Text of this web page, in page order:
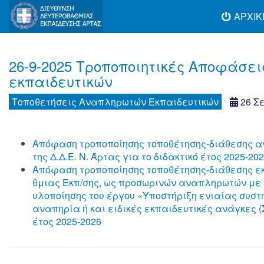
26-9-2025 Τροποποιητικές
εκπαιδευτικών
Τοποθετήσεις Αναπληρωτών Εκπαιδευτικών 26
Απόφαση τροποποίησης τοποθέτησης-διάθεσης
της Δ.Δ.Ε. Ν. Άρτας για το διδακτικό έτος 2025-
Απόφαση τροποποίησης τοποθέτησης-διάθεσης
θμιας Εκπ/σης, ως προσωρινών αναπληρωτών με
υλοποίησης του έργου «Υποστήριξη ενιαίας
αναπηρία ή και ειδικές εκπαιδευτικές ανάγκες
έτος 2025-2026